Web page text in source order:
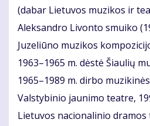
(dabar Lietuvos muzikos ir
Aleksandro Livonto smuiko
Juzeliūno muzikos
1963–1965 m. dėstė Šiaulių
1965–1989 m. dirbo
Valstybinio jaunimo teatre,
Lietuvos nacionalinio